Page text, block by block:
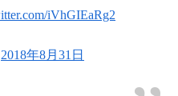
iVhGIEaRg2
2018年8月31日